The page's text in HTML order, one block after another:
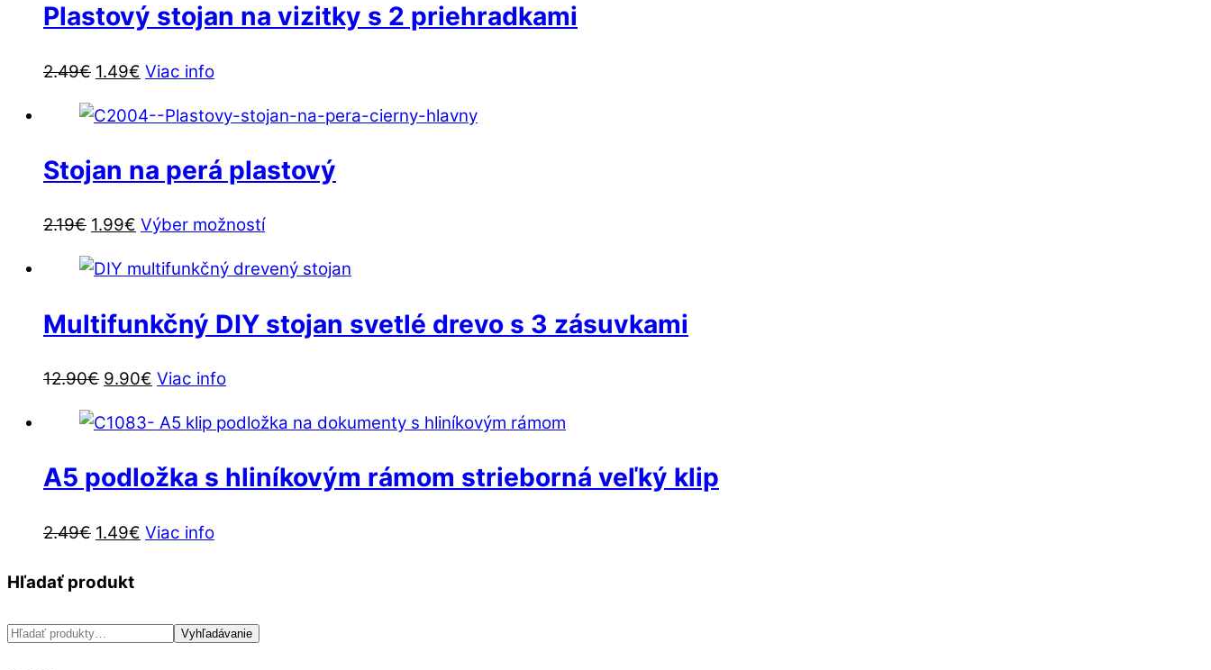
Plastový stojan na vizitky s 2 priehradkami
2.49€ Pôvodná
bola:
1.49€ Aktuálna
je:
Viac info
Stojan na perá plastový
2.19€ Pôvodná
bola:
1.99€ Aktuálna
je:
Výber možnostíTento
má
variantov.
môžete
na
stránke
Multifunkčný DIY stojan svetlé drevo s 3 zásuvkami
12.90€ Pôvodná
bola:
9.90€ Aktuálna
je:
Viac info
A5 podložka s hliníkovým rámom strieborná veľký klip
2.49€ Pôvodná
bola:
1.49€ Aktuálna
Viac info
Hľadať produkt
Hľadať: Vyhľadávanie